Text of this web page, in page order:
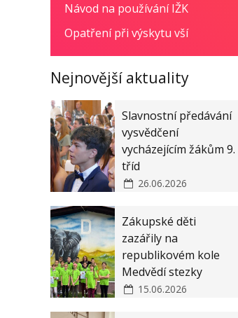
Návod na používání IŽK
Opatření při výskytu vší
Nejnovější aktuality
Slavnostní předávání
vysvědčení
vycházejícím žákům 9.
tříd
26.06.2026
Zákupské děti
zazářily na
republikovém kole
Medvědí stezky
15.06.2026